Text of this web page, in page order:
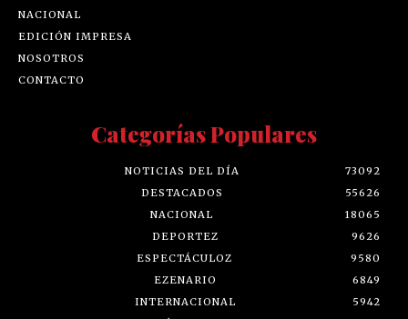
NACIONAL
EDICIÓN IMPRESA
NOSOTROS
CONTACTO
Categorías Populares
NOTICIAS DEL DÍA
73092
DESTACADOS
55626
NACIONAL
18065
DEPORTEZ
9626
ESPECTÁCULOZ
9580
EZENARIO
6849
INTERNACIONAL
5942